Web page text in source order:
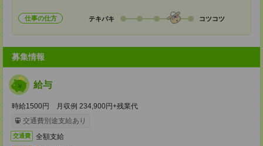
仕事の仕方 テキパキ コツコツ
募集情報
給与
時給1500円 月収例 234,900円+残業代
交通費別途支給あり
交通費 全額支給